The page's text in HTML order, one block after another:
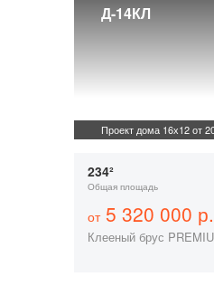
Д-14КЛ
Проект дома 16х12 от
234²
Общая площадь
от5 320 000 р.
Клееный брус